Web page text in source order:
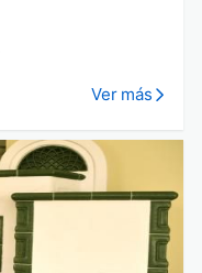
Ver más